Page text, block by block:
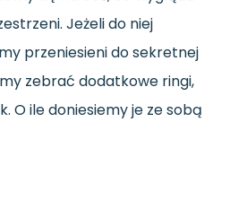
Jeżeli do niej
przeniesieni do sekretnej
zebrać dodatkowe ringi,
O ile doniesiemy je ze sobą